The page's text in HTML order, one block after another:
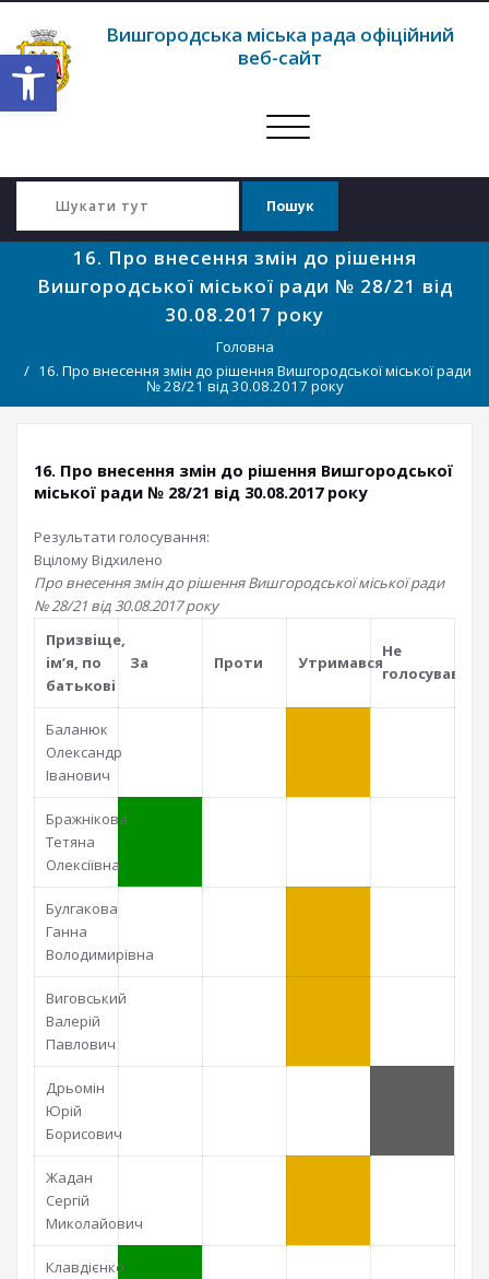
Відкрити Панель інструментів
Вишгородська міська рада офіційний
веб-сайт
Перемкнути
16. Про внесення змін до рішення
Вишгородської міської ради № 28/21 від
30.08.2017 року
Головна
16. Про внесення змін до рішення Вишгородської міської ради
№ 28/21 від 30.08.2017 року
16. Про внесення змін до рішення Вишгородської
міської ради № 28/21 від 30.08.2017 року
Результати голосування:
Вцілому Відхилено
Про внесення змін до рішення Вишгородської міської ради
№ 28/21 від 30.08.2017 року
Призвiще,
iм’я, по
батьковi
За Проти Утримався
Не
голосував
Баланюк
Олександр
Іванович
Бражнікова
Тетяна
Олексіївна
Булгакова
Ганна
Володимирівна
Виговський
Валерій
Павлович
Дрьомін
Юрій
Борисович
Жадан
Сергій
Миколайович
Клавдієнко